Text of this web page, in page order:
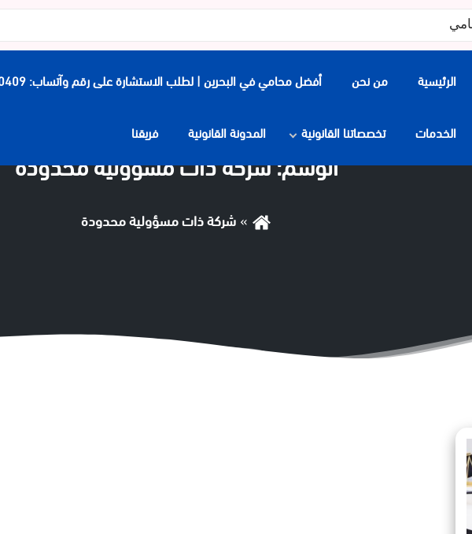
الرئيسية من نحن أفضل محامي في البحرين | لطلب الاستشارة على رقم وآتساب: 0097339900409
الخدمات تخصصاتنا القانونية المدونة القانونية فريقنا
الوسم:شركة ذات مسؤولية محدودة
شركة ذات مسؤولية محدودة